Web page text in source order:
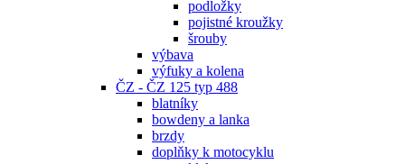
podložky
pojistné kroužky
šrouby
výbava
výfuky a kolena
ČZ - ČZ 125 typ 488
blatníky
bowdeny a lanka
brzdy
doplňky k motocyklu